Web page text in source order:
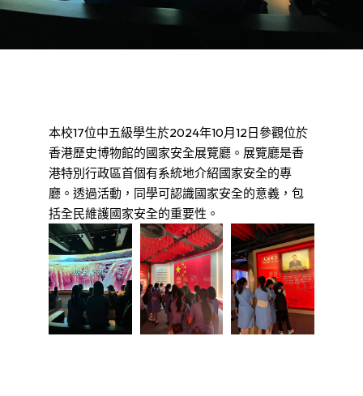
本校17位中五級學生於2024年10月12日參觀位於
香港歷史博物館的國家安全展覽廳。展覽廳是香
港特別行政區首個有系統地介紹國家安全的專
廳。透過活動，同學可認識國家安全的意義，包
括全民維護國家安全的重要性。